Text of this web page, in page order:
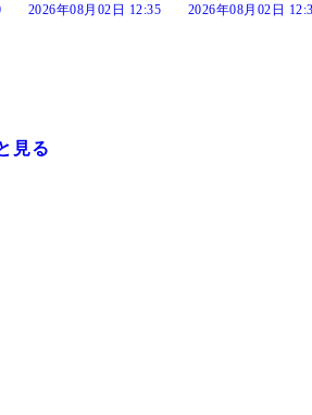
2026年08月02日 12:30 2026年08月02日
見る